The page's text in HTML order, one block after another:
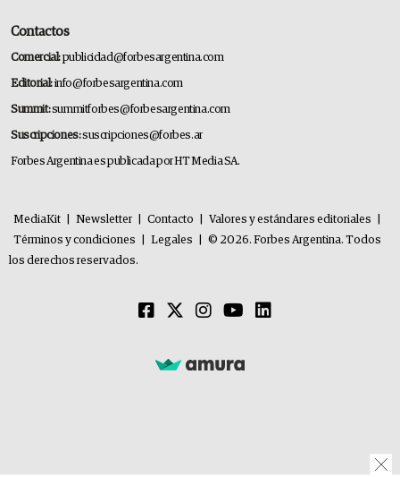
Contactos
Comercial:publicidad@forbesargentina.com
Editorial:info@forbesargentina.com
Summit:summitforbes@forbesargentina.com
Suscripciones:suscripciones@forbes.ar
Forbes Argentina es publicada por HT Media SA.
MediaKit Newsletter Contacto Valores y estándares editoriales
Términos y condiciones
Legales
© 2026. Forbes Argentina. Todos
los derechos reservados.